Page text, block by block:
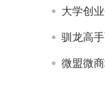
大学创业
驯龙高手
微盟微商